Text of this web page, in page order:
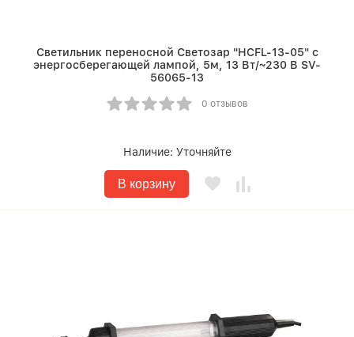
Светильник переносной Светозар "HCFL-13-05" с
энергосберегающей лампой, 5м, 13 Вт/~230 В SV-
56065-13
0 отзывов
Наличие: Уточняйте
В корзину